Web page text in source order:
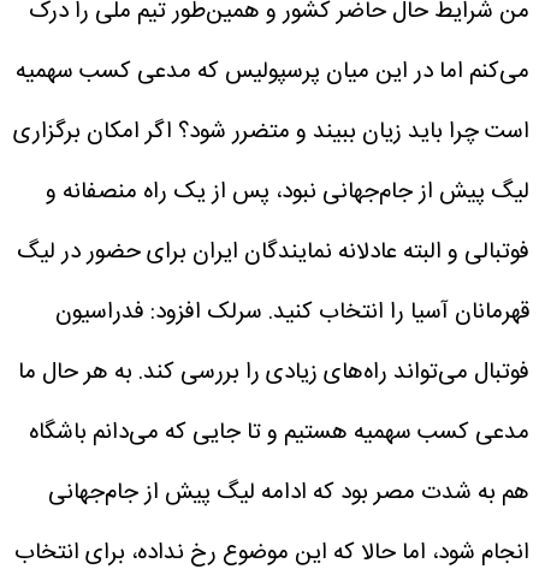
من شرایط حال حاضر کشور و همین‌طور تیم ملی را درک
می‌کنم اما در این میان پرسپولیس که مدعی کسب سهمیه
است چرا باید زیان ببیند و متضرر شود؟ اگر امکان برگزاری
لیگ پیش از جام‌جهانی نبود، پس از یک راه منصفانه و
فوتبالی و البته عادلانه نمایندگان ایران برای حضور در لیگ
قهرمانان آسیا را انتخاب کنید. سرلک افزود: فدراسیون
فوتبال می‌تواند راه‌های زیادی را بررسی کند. به هر حال ما
مدعی کسب سهمیه هستیم و تا جایی که می‌دانم باشگاه
هم به شدت مصر بود که ادامه لیگ پیش از جام‌جهانی
انجام شود، اما حالا که این موضوع رخ نداده، برای انتخاب